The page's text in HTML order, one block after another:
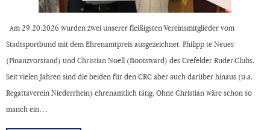
Am 29.20.2026 wurden zwei unserer fleißigsten Vereinsmitglieder vom
Stadtsportbund mit dem Ehrenamtpreis ausgezeichnet. Philipp te Neues
(Finanzvorstand) und Christian Noell (Bootsward) des Crefelder Ruder-Clubs.
Seit vielen Jahren sind die beiden für den CRC aber auch darüber hinaus (u.a.
Regattaverein Niederrhein) ehrenamtlich tätig. Ohne Christian wäre schon so
manch ein…